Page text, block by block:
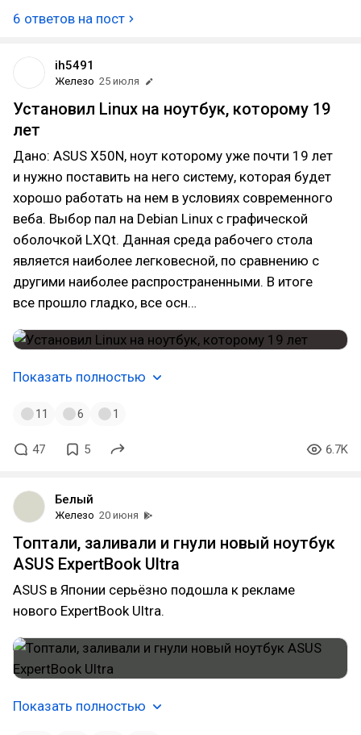
6 ответов на пост
ih5491
Железо 25 июля
Установил Linux на ноутбук, которому 19
лет
Дано: ASUS X50N, ноут которому уже почти 19 лет
и нужно поставить на него систему, которая будет
хорошо работать на нем в условиях современного
веба. Выбор пал на Debian Linux с графической
оболочкой LXQt. Данная среда рабочего стола
является наиболее легковесной, по сравнению с
другими наиболее распространенными. В итоге
все прошло гладко, все осн…
Показать полностью
11 6 1
47 5 6.7K
Белый
Железо 20 июня
Топтали, заливали и гнули новый ноутбук
ASUS ExpertBook Ultra
ASUS в Японии серьёзно подошла к рекламе
нового ExpertBook Ultra.
Показать полностью